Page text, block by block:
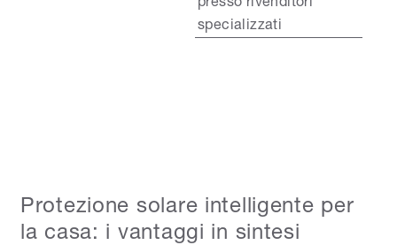
specializzati
Protezione solare intelligente per
la casa: i vantaggi in sintesi